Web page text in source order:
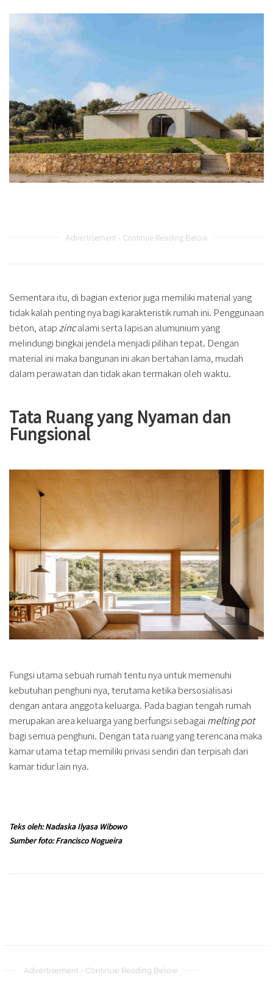
Advertisement - Continue Reading Below
Sementara itu, di bagian exterior juga memiliki material yang
tidak kalah penting nya bagi karakteristik rumah ini. Penggunaan
beton, atapzincalami serta lapisan alumunium yang
melindungi bingkai jendela menjadi pilihan tepat. Dengan
material ini maka bangunan ini akan bertahan lama, mudah
dalam perawatan dan tidak akan termakan oleh waktu.
Tata Ruang yang Nyaman dan
Fungsional
Fungsi utama sebuah rumah tentu nya untuk memenuhi
kebutuhan penghuni nya, terutama ketika bersosialisasi
dengan antara anggota keluarga. Pada bagian tengah rumah
merupakan area keluarga yang berfungsi sebagai melting pot
bagi semua penghuni. Dengan tata ruang yang terencana maka
kamar utama tetap memiliki privasi sendiri dan terpisah dari
kamar tidur lain nya.
Teks oleh: Nadaska Ilyasa Wibowo
Sumber foto: Francisco Nogueira
Advertisement - Continue Reading Below